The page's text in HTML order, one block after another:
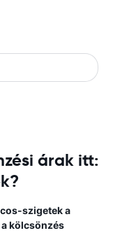
árak itt:
szigetek a
kölcsönzés